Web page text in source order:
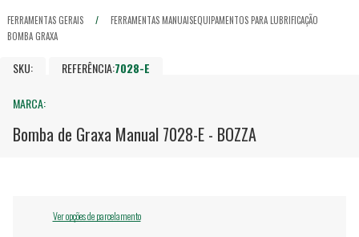
FERRAMENTAS GERAIS FERRAMENTAS MANUAISEQUIPAMENTOS PARA LUBRIFICAÇÃO
BOMBA GRAXA
SKU: REFERÊNCIA:7028-E
MARCA:
Bomba de Graxa Manual 7028-E - BOZZA
Ver opções de parcelamento